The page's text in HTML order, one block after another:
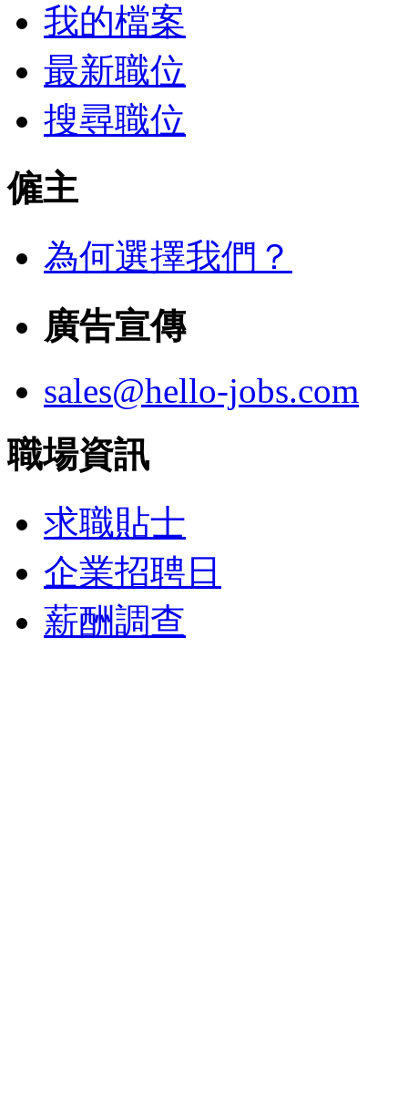
我的檔案
最新職位
搜尋職位
僱主
為何選擇我們？
廣告宣傳
sales@hello-jobs.com
職場資訊
求職貼士
企業招聘日
薪酬調查